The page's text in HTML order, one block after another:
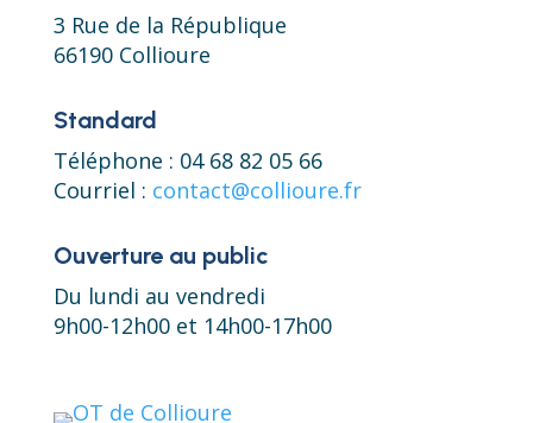
3 Rue de la République
66190 Collioure
Standard
Téléphone : 04 68 82 05 66
Courriel : contact@collioure.fr
Ouverture au public
Du lundi au vendredi
9h00-12h00 et 14h00-17h00